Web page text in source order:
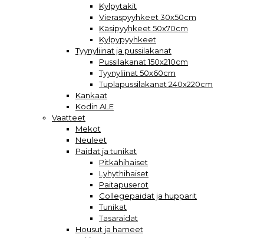
Kylpytakit
Vieraspyyhkeet 30x50cm
Käsipyyhkeet 50x70cm
Kylpypyyhkeet
Tyynyliinat ja pussilakanat
Pussilakanat 150x210cm
Tyynyliinat 50x60cm
Tuplapussilakanat 240x220cm
Kankaat
Kodin ALE
Vaatteet
Mekot
Neuleet
Paidat ja tunikat
Pitkähihaiset
Lyhythihaiset
Paitapuserot
Collegepaidat ja hupparit
Tunikat
Tasaraidat
Housut ja hameet